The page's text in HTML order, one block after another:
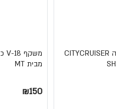
משקף בהיר לקסדה CITYCRUISER
מבית MT
₪150